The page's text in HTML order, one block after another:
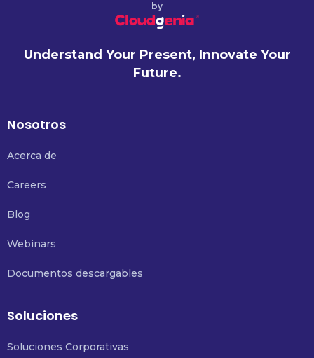
by
Understand Your Present, Innovate Your
Future.
Nosotros
Acerca de
Careers
Blog
Webinars
Documentos descargables
Soluciones
Soluciones Corporativas